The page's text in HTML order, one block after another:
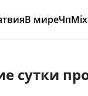
В миреЧп
сутки